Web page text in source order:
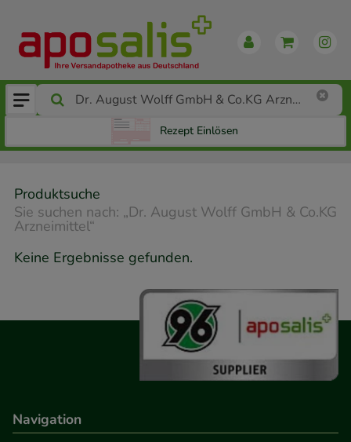
Rezept Einlösen
Produktsuche
Sie suchen nach: „Dr. August Wolff GmbH & Co.KG
Arzneimittel“
Keine Ergebnisse gefunden.
Navigation